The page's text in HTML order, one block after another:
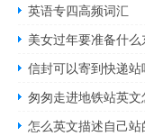
英语专四高频词汇
美女过年要准备什么
信封可以寄到快递站
匆匆走进地铁站英文
怎么英文描述自己